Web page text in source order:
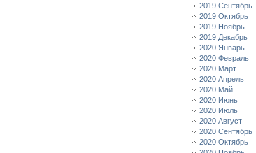
2019 Сентябрь
2019 Октябрь
2019 Ноябрь
2019 Декабрь
2020 Январь
2020 Февраль
2020 Март
2020 Апрель
2020 Май
2020 Июнь
2020 Июль
2020 Август
2020 Сентябрь
2020 Октябрь